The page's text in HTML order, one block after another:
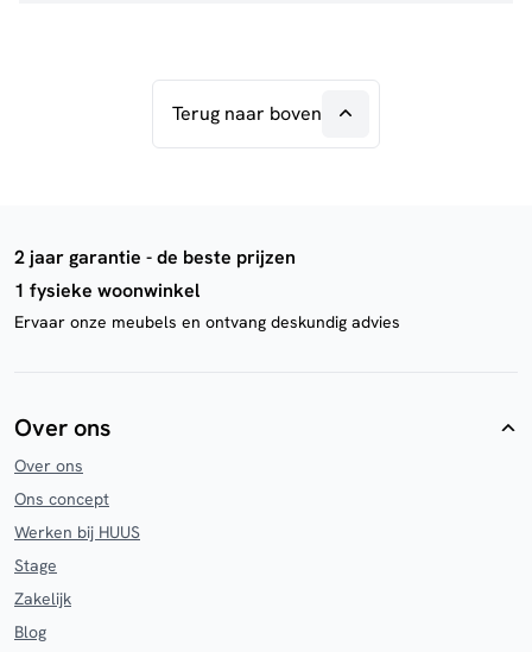
Terug naar boven
2 jaar garantie - de beste prijzen
1 fysieke woonwinkel
Ervaar onze meubels en ontvang deskundig advies
Over ons
Over ons
Ons concept
Werken bij HUUS
Stage
Zakelijk
Blog